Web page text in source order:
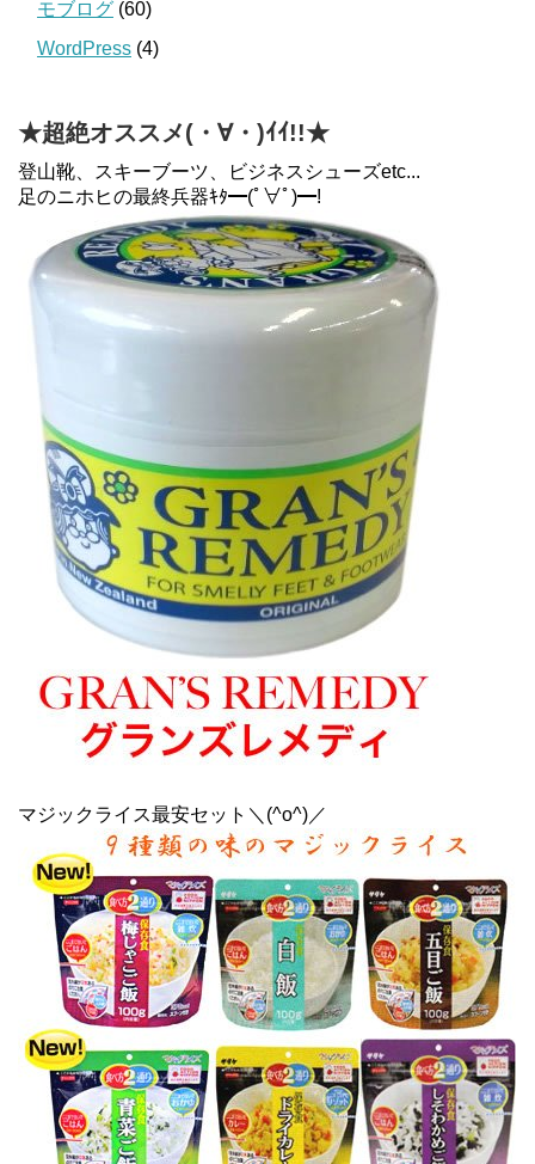
モブログ (60)
WordPress (4)
★超絶オススメ(・∀・)ｲｲ!!★
登山靴、スキーブーツ、ビジネスシューズetc...
足のニホヒの最終兵器ｷﾀ━(ﾟ∀ﾟ)━!
マジックライス最安セット＼(^o^)／